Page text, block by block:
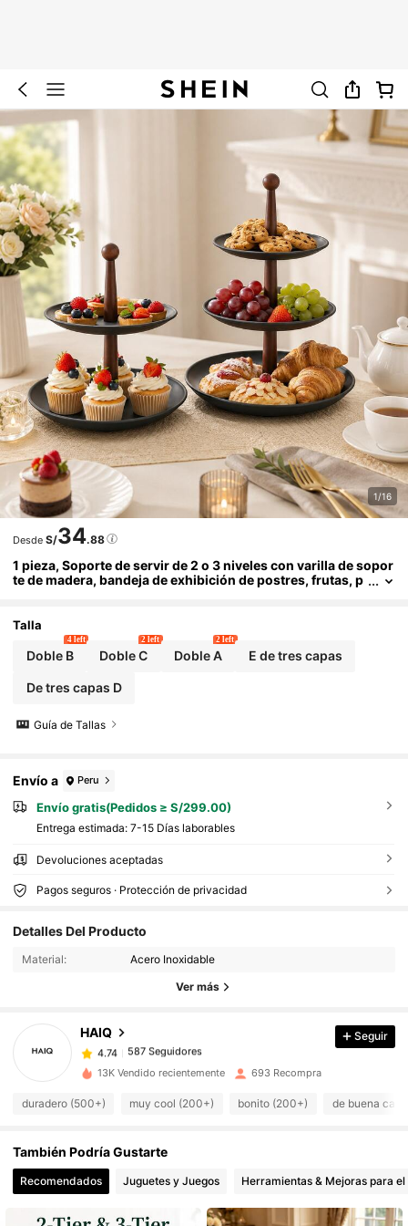
1/16
Desde S/34.88
1 pieza, Soporte de servir de 2 o 3 niveles con varilla de sopor
te de madera, bandeja de exhibición de postres, frutas, p
Talla
Doble B
4 left
Doble C
2 left
Doble A
2 left
E de tres capas
De tres capas D
Guía de Tallas
Envío a Peru
Envío gratis(Pedidos ≥ S/299.00)
Entrega estimada: 7-15 Días laborables
Devoluciones aceptadas
Pagos seguros · Protección de privacidad
Detalles Del Producto
Material: Acero Inoxidable
Ver más
HAIQ
4.74 587 Seguidores
587 Seguidores
587 Seguidores
4.74
4.74
587 Seguidores
ف***ه
seguidoHace 1 día
587 Seguidores
4.74 587 Seguidores
4.74
4.74
4.74 587 Seguidores
Seguir
13K Vendido recientemente 693 Recompra
duradero (500+) muy cool (200+) bonito (200+) de buena
También Podría Gustarte
Recomendados Juguetes y Juegos Herramientas & Mejoras para el